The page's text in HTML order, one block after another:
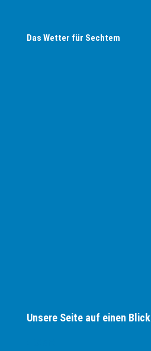
Das Wetter für Sechtem
Unsere Seite auf einen Blick